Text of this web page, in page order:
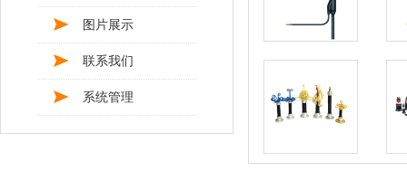
图片展示
联系我们
系统管理